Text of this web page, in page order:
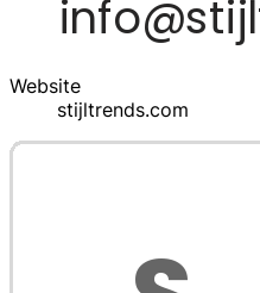
Website
stijltrends.com